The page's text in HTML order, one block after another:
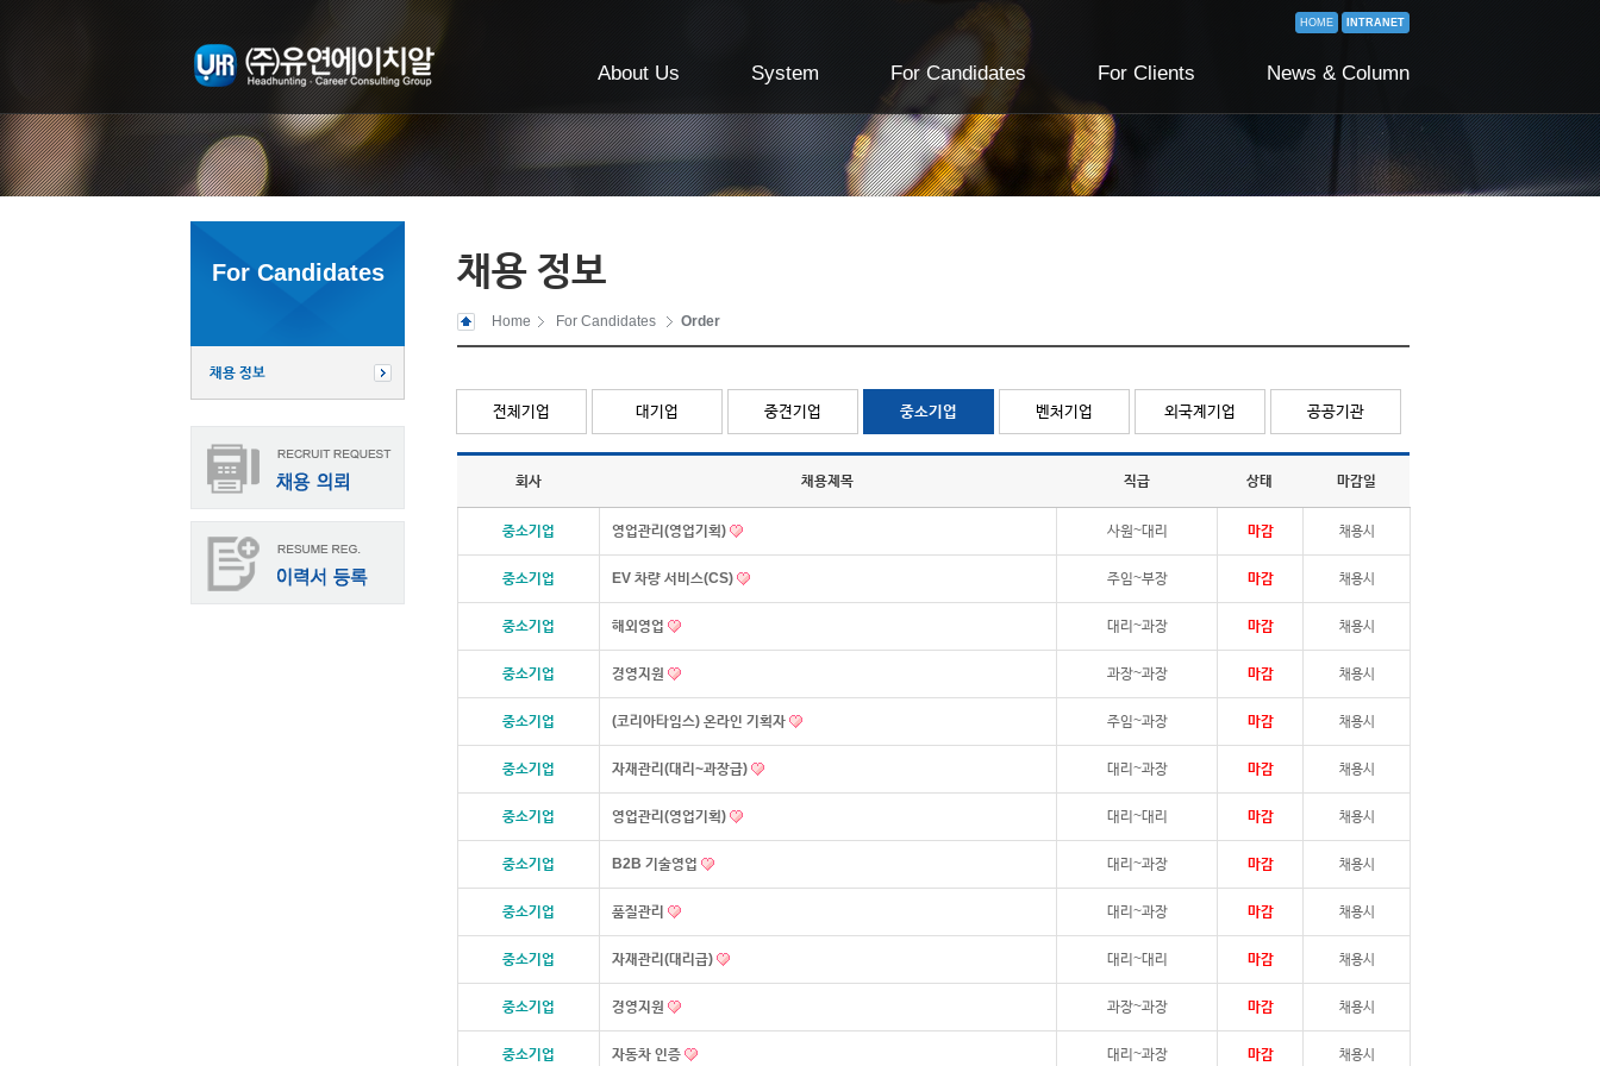
About Us System For Candidates For Clients News & Column
HOME INTRANET
For Candidates
채용 정보
채용 정보
Home For Candidates Order
전체기업 대기업 중견기업 중소기업 벤처기업 외국계기업 공공기관
회사 채용제목 직급 상태 마감일
중소기업 영업관리(영업기획) 사원~대리 마감 채용시
중소기업 EV 차량 서비스(CS) 주임~부장 마감 채용시
중소기업 해외영업 대리~과장 마감 채용시
중소기업 경영지원 과장~과장 마감 채용시
중소기업 (코리아타임스) 온라인 기획자 주임~과장 마감 채용시
중소기업 자재관리(대리~과장급) 대리~과장 마감 채용시
중소기업 영업관리(영업기획) 대리~대리 마감 채용시
중소기업 B2B 기술영업 대리~과장 마감 채용시
중소기업 품질관리 대리~과장 마감 채용시
중소기업 자재관리(대리급) 대리~대리 마감 채용시
중소기업 경영지원 과장~과장 마감 채용시
중소기업 자동차 인증 대리~과장 마감 채용시